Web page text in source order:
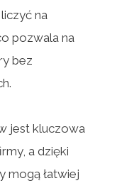
na
pozwala na
bez
jest kluczowa
a dzięki
mogą łatwiej